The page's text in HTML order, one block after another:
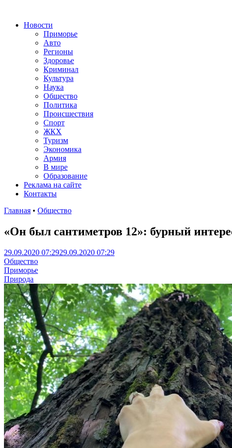
Новости
Приморье
Авто
Регионы
Здоровье
Криминал
Культура
Наука
Общество
Политика
Происшествия
Спорт
ЖКХ
Туризм
Экономика
Армия
В мире
Образование
Реклама на сайте
Контакты
Главная • Общество
«Он был сантиметров 12»: бурный
29.09.2020 07:2929.09.2020 07:29
Общество
Приморье
Природа